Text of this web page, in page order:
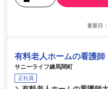
更新日
有料老人ホームの看護師
サニーライフ練馬関町
正社員